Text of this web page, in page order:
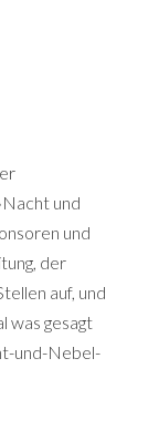
und
und
der
auf, und
was gesagt
und-Nebel-